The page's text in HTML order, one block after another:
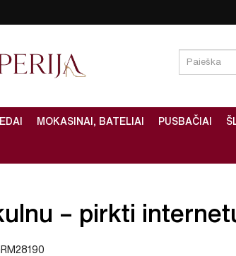
MOKASINAI, BATELIAI PUSBAČIAI
– pirkti